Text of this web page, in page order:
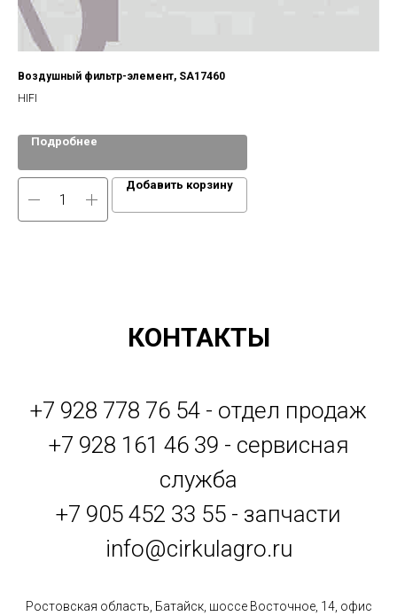
Воздушный фильтр-элемент, SA17460
HIFI
Подробнее
Добавить корзину
КОНТАКТЫ
+7 928 778 76 54 - отдел продаж
+7 928 161 46 39 - сервисная
служба
+7 905 452 33 55 - запчасти
info@cirkulagro.ru
Ростовская область, Батайск, шоссе Восточное, 14, офис